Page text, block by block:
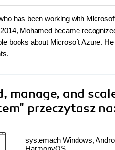
has been working with
Mohamed became
books about Microsoft Azure.
manage, and
przeczytasz
systemach Windows,